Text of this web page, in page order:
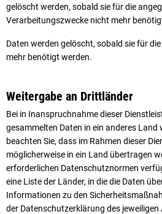
gelöscht werden, sobald sie für die
Verarbeitungszwecke nicht mehr
Daten werden gelöscht, sobald sie für
mehr benötigt werden.
Weitergabe an Drittländer
Bei in Inanspruchnahme dieser
gesammelten Daten in ein anderes
beachten Sie, dass im Rahmen dieser
möglicherweise in ein Land übertragen
erforderlichen Datenschutznormen
eine Liste der Länder, in die die Daten
Informationen zu den
der Datenschutzerklärung des jeweiligen